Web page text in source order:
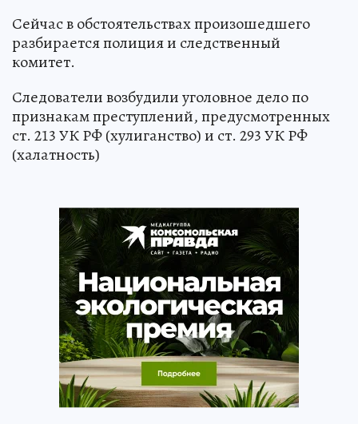
Сейчас в обстоятельствах произошедшего
разбирается полиция и следственный
комитет.
Следователи возбудили уголовное дело по
признакам преступлений, предусмотренных
ст. 213 УК РФ (хулиганство) и ст. 293 УК РФ
(халатность)